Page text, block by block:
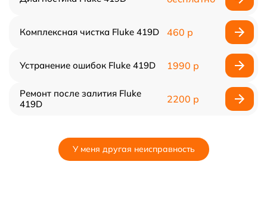
Комплексная чистка Fluke 419D 460 р
Устранение ошибок Fluke 419D 1990 р
Ремонт после залития Fluke
419D
2200 р
У меня другая неисправность